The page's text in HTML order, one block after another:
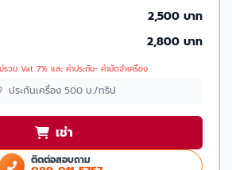
2,500 บาท
2,800 บาท
รวม Vat 7% และ ค่าประกัน- ค่ามัดจำเครื่อง
ประกันเครื่อง 500 บ./ทริป
เช่า
ติดต่อสอบถาม